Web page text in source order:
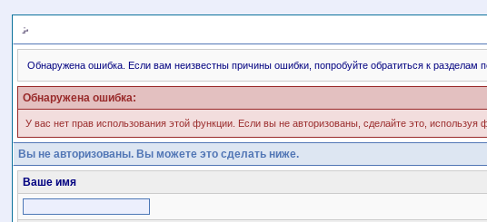
Обнаружена ошибка. Если вам неизвестны причины ошибки, попробуйте обратиться к разделам
Обнаружена ошибка:
У вас нет прав использования этой функции. Если вы не авторизованы, сделайте это, используя
Вы не авторизованы. Вы можете это сделать ниже.
Ваше имя